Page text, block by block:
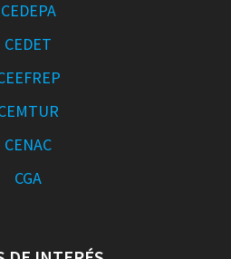
CEDEPA
CEDET
CENAC
CGA